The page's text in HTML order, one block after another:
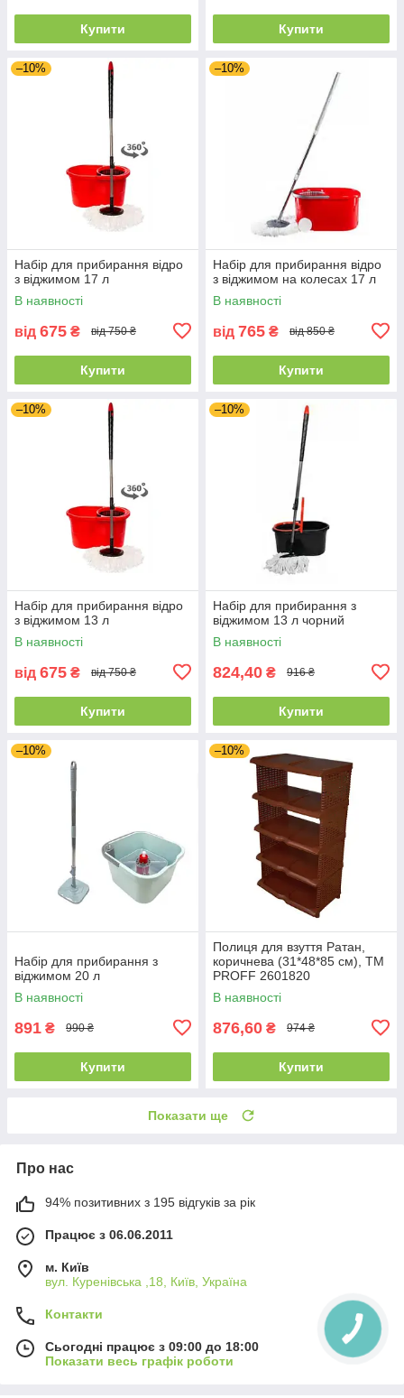
Купити Купити
–10%
Набір для прибирання відро
з віджимом 17 л
В наявності
від 675 ₴ від 750 ₴
Купити
–10%
Набір для прибирання відро
з віджимом на колесах 17 л
В наявності
від 765 ₴ від 850 ₴
Купити
–10%
Набір для прибирання відро
з віджимом 13 л
В наявності
від 675 ₴ від 750 ₴
Купити
–10%
Набір для прибирання з
віджимом 13 л чорний
В наявності
824,40 ₴ 916 ₴
Купити
–10%
Набір для прибирання з
віджимом 20 л
В наявності
891 ₴ 990 ₴
Купити
–10%
Полиця для взуття Ратан,
коричнева (31*48*85 см), ТМ
PROFF 2601820
В наявності
876,60 ₴ 974 ₴
Купити
Показати ще
Про нас
94% позитивних з 195 відгуків за рік
Працює з 06.06.2011
м. Київ
вул. Куренівська ,18, Київ, Україна
Контакти
Сьогодні працює з 09:00 до 18:00
Показати весь графік роботи